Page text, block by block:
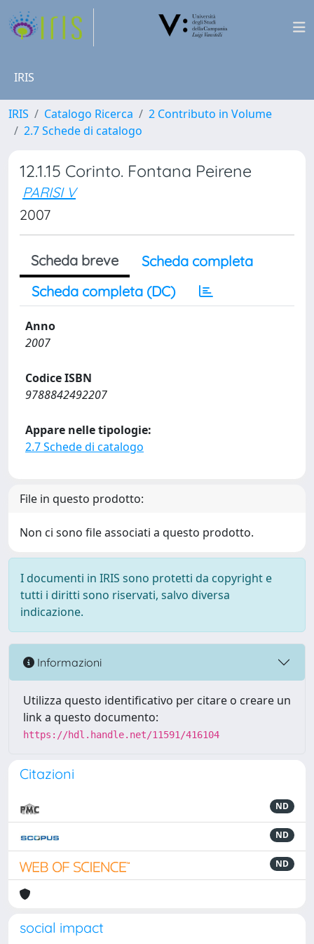
IRIS
IRIS Catalogo Ricerca
2 Contributo in Volume
2.7 Schede di catalogo
12.1.15 Corinto. Fontana Peirene
PARISI V
2007
Scheda breve
Scheda completa
Scheda completa (DC)
Anno
2007
Codice ISBN
9788842492207
Appare nelle tipologie:
2.7 Schede di catalogo
File in questo prodotto:
Non ci sono file associati a questo prodotto.
I documenti in IRIS sono protetti da copyright e
tutti i diritti sono riservati, salvo diversa
indicazione.
Informazioni
Utilizza questo identificativo per citare o creare un
link a questo documento:
https://hdl.handle.net/11591/416104
Citazioni
ND
ND
ND
social impact